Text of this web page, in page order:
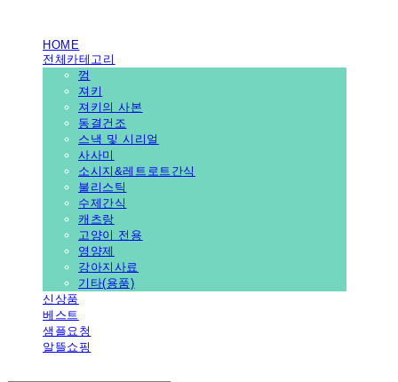
HOME
전체카테고리
껌
져키
져키의 사본
동결건조
스낵 및 시리얼
사사미
소시지&레트로트간식
불리스틱
수제간식
캐츠랑
고양이 전용
영양제
강아지사료
기타(용품)
신상품
베스트
샘플요청
알뜰쇼핑